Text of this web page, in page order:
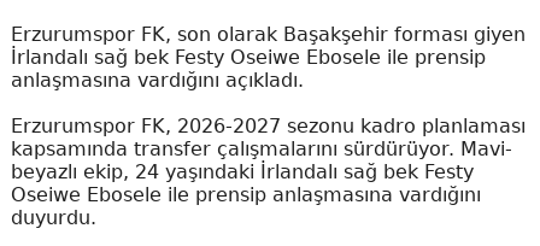
Erzurumspor FK, son olarak Başakşehir forması giyen
İrlandalı sağ bek Festy Oseiwe Ebosele ile prensip
anlaşmasına vardığını açıkladı.
Erzurumspor FK, 2026-2027 sezonu kadro planlaması
kapsamında transfer çalışmalarını sürdürüyor. Mavi-
beyazlı ekip, 24 yaşındaki İrlandalı sağ bek Festy
Oseiwe Ebosele ile prensip anlaşmasına vardığını
duyurdu.